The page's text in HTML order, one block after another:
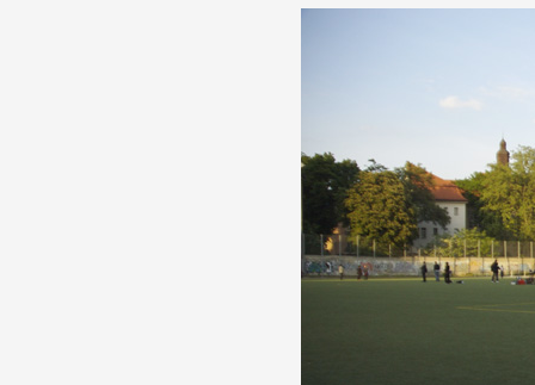
Visites d'ateliers
Production vidéo
Formation
Événements